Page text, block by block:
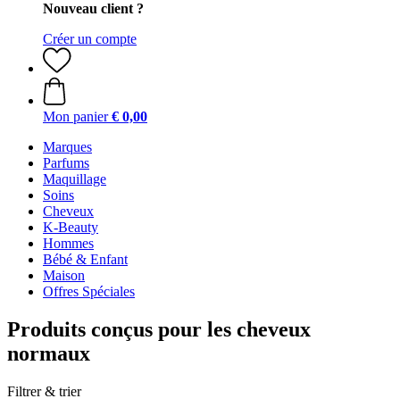
Nouveau client ?
Créer un compte
Mon panier € 0,00
Marques
Parfums
Maquillage
Soins
Cheveux
K-Beauty
Hommes
Bébé & Enfant
Maison
Offres Spéciales
Produits conçus pour les cheveux
normaux
Filtrer & trier